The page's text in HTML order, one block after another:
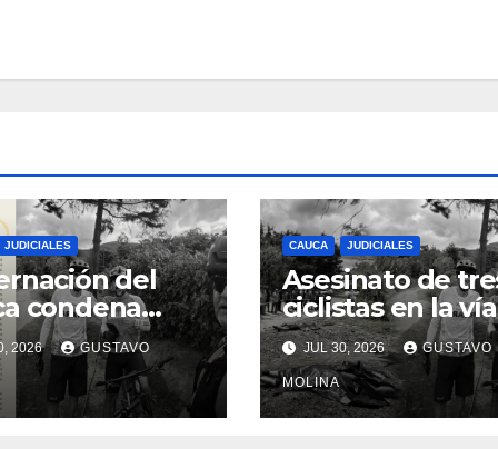
JUDICIALES
del
condena
de tres
y exige
urgentes
2026 GUSTAVO
CAUCA JUDICIALES
Asesinato de
ciclistas en la vía
Totoró – Silvia,
genera
consternación
Cauca
JUL 30, 2026 GUSTAVO
MOLINA